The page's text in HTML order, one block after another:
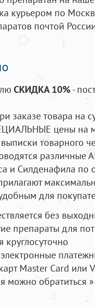
курьером по
почтой
СКИДКА 10%-
заказе товара на
цены на
товарного
и Силденафила по
для
без
препараты для
круглосуточно
Master Card или
можно обратиться